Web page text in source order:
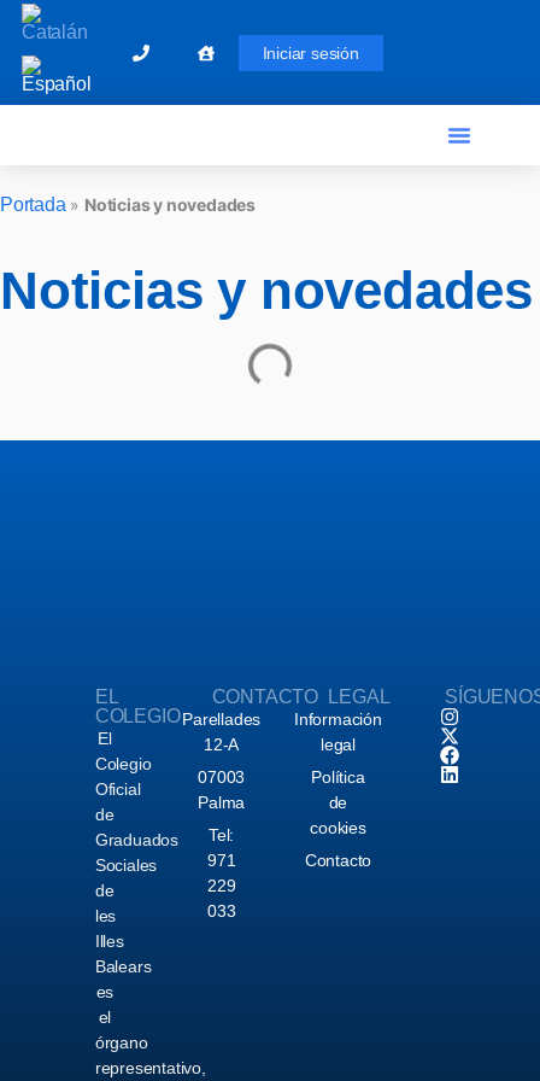
Iniciar sesión
Portada » Noticias y novedades
Noticias y novedades
EL
COLEGIO
El
Colegio
Oficial
de
Graduados
Sociales
de
les
Illes
Balears
es
el
órgano
representativo,
CONTACTO
Parellades
12-A
07003
Palma
Tel:
971
229
033
LEGAL
Información
legal
Política
de
cookies
Contacto